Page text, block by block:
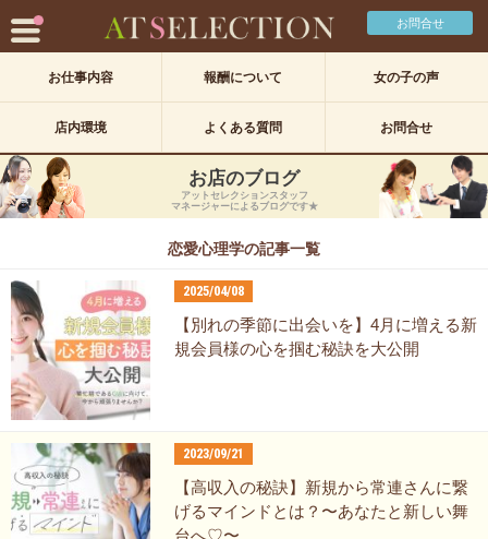
お問合せ
お仕事内容 報酬について 女の子の声
店内環境 よくある質問 お問合せ
お店のブログ
アットセレクションスタッフ
マネージャーによるブログです★
恋愛心理学の記事一覧
2025/04/08
【別れの季節に出会いを】4月に増える新
規会員様の心を掴む秘訣を大公開
2023/09/21
【高収入の秘訣】新規から常連さんに繋
げるマインドとは？〜あなたと新しい舞